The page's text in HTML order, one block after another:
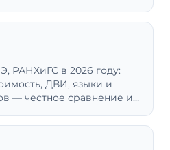
в 2026 году:
ДВИ, языки и
— честное сравнение и